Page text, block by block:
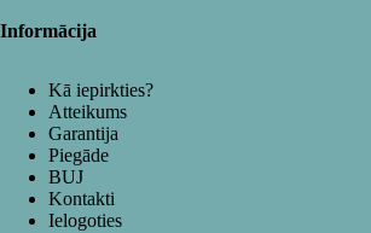
Informācija
Kā iepirkties?
Atteikums
Garantija
Piegāde
BUJ
Kontakti
Ielogoties